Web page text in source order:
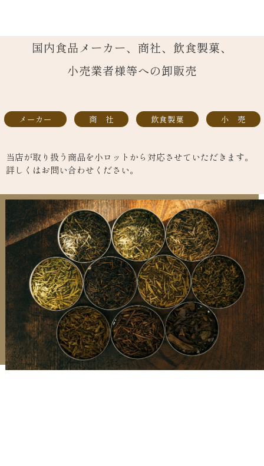
国内食品メーカー、商社、飲食製菓、
小売業者様等への卸販売
メーカー 商 社 飲食製菓 小 売
当店が取り扱う商品を小ロットから対応させていただきます。
詳しくはお問い合わせください。